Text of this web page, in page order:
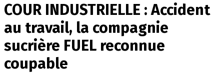
COUR INDUSTRIELLE : Accident
au travail, la compagnie
sucrière FUEL reconnue
coupable